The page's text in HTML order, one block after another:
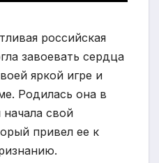
российская
завоевать сердца
яркой игре и
Родилась она в
свой
привел ее к